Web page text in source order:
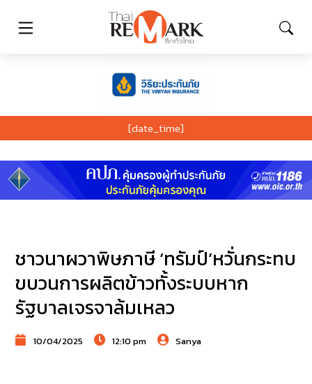
[date_time]
ชาวนาผวาพิษภาษี ‘ทรัมป์’หวั่นกระทบ
ขบวนการผลิตข้าวทั้งระบบหาก
รัฐบาลเจรจาล้มเหลว
10/04/2025 12:10 pm Sanya